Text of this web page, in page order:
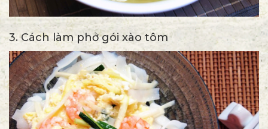
3. Cách làm phở gói xào tôm